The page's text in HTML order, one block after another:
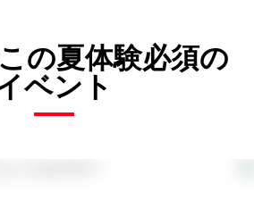
の夏体験必須の
ベント